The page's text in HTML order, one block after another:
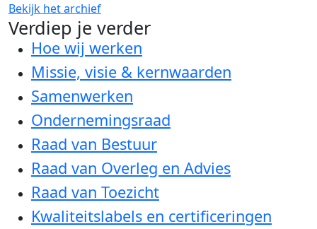
Bekijk het archief
Verdiep je verder
Hoe wij werken
Missie, visie & kernwaarden
Samenwerken
Ondernemingsraad
Raad van Bestuur
Raad van Overleg en Advies
Raad van Toezicht
Kwaliteitslabels en certificeringen